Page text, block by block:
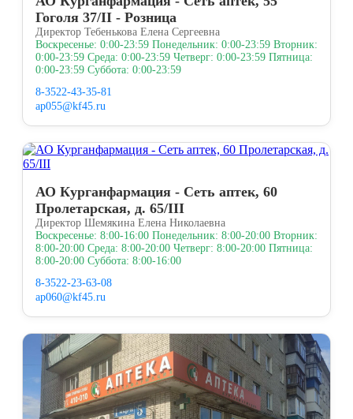
Гоголя 37/II - Розница
Директор Тебенькова Елена Сергеевна
Воскресенье: 0:00-23:59 Понедельник: 0:00-23:59 Вторник:
0:00-23:59 Среда: 0:00-23:59 Четверг: 0:00-23:59 Пятница:
0:00-23:59 Суббота: 0:00-23:59
8-3522-43-35-81
ap055@kf45.ru
АО Курганфармация - Сеть аптек, 60
Пролетарская, д. 65/III
Директор Шемякина Елена Николаевна
Воскресенье: 8:00-16:00 Понедельник: 8:00-20:00 Вторник:
8:00-20:00 Среда: 8:00-20:00 Четверг: 8:00-20:00 Пятница:
8:00-20:00 Суббота: 8:00-16:00
8-3522-23-63-08
ap060@kf45.ru